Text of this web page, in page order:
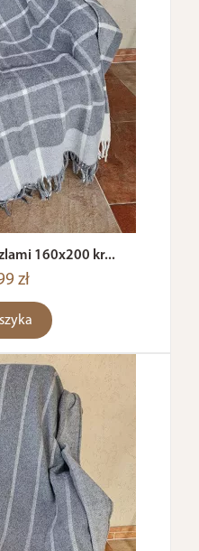
160x200 kr...
zł